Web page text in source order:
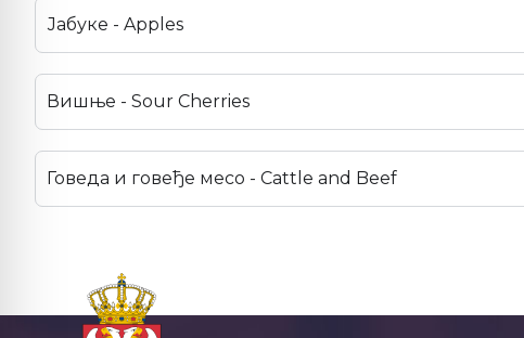
Јабуке - Apples
Вишње - Sour Cherries
Говеда и говеђе месо - Cattle and Beef